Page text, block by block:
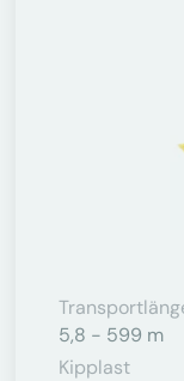
5,8 - 599 m
Kipplast